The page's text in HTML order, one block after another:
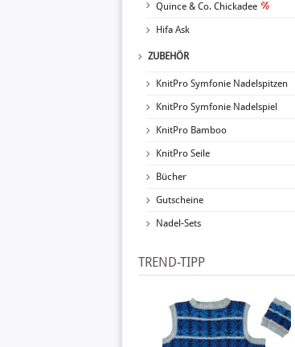
Quince & Co. Chickadee
Hifa Ask
ZUBEHÖR
KnitPro Symfonie Nadelspitzen
KnitPro Symfonie Nadelspiel
KnitPro Bamboo
KnitPro Seile
Bücher
Gutscheine
Nadel-Sets
TREND-TIPP